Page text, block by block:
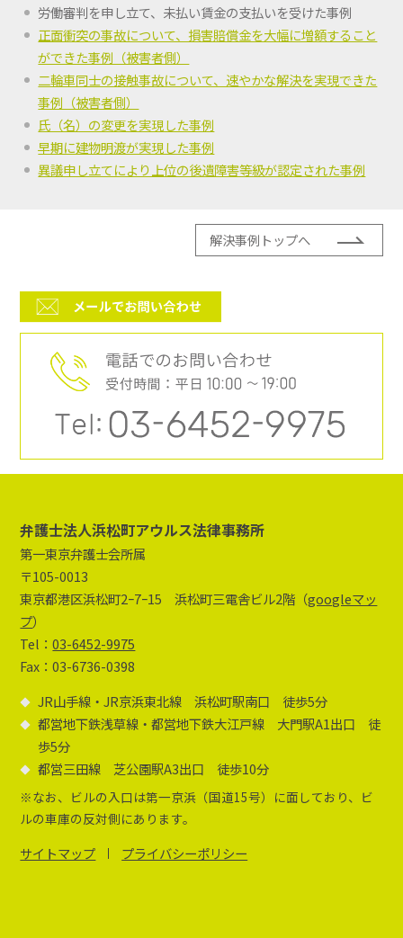
労働審判を申し立て、未払い賃金の支払いを受けた事例
正面衝突の事故について、損害賠償金を大幅に増額すること
ができた事例（被害者側）
二輪車同士の接触事故について、速やかな解決を実現できた
事例（被害者側）
氏（名）の変更を実現した事例
早期に建物明渡が実現した事例
異議申し立てにより上位の後遺障害等級が認定された事例
解決事例トップへ
弁護士法人浜松町アウルス法律事務所
第一東京弁護士会所属
〒105-0013
東京都港区浜松町2ｰ7ｰ15 浜松町三電舎ビル2階（googleマッ
プ）
Tel：03-6452-9975
Fax：03-6736-0398
JR山手線・JR京浜東北線 浜松町駅南口 徒歩5分
都営地下鉄浅草線・都営地下鉄大江戸線 大門駅A1出口 徒
歩5分
都営三田線 芝公園駅A3出口 徒歩10分
※なお、ビルの入口は第一京浜（国道15号）に面しており、ビ
ルの車庫の反対側にあります。
サイトマップ プライバシーポリシー